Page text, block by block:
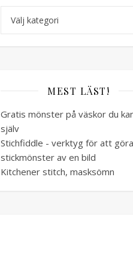
MEST LÄST!
Gratis mönster på väskor du
själv
Stichfiddle - verktyg för att göra
stickmönster av en bild
Kitchener stitch, masksömn